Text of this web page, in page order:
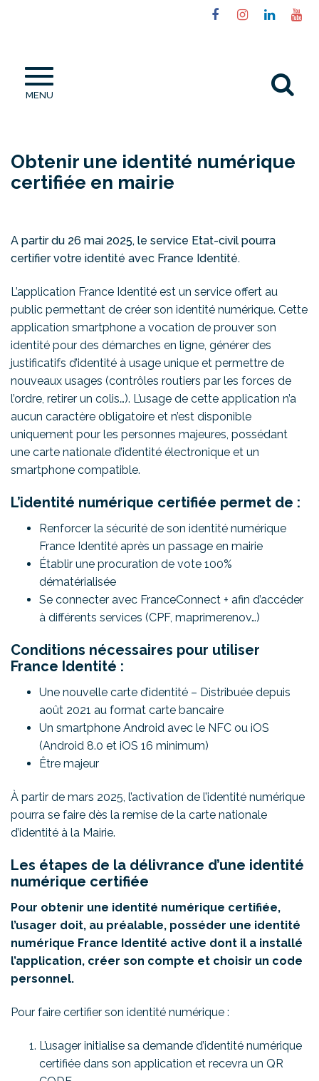
Lien
Facebook
Lien
Instagram
Lien
MENU
Obtenir une identité numérique
certifiée en mairie
A partir du 26 mai 2025, le service Etat-civil pourra
certifier votre identité avec France Identité.
L’application France Identité est un service offert au
public permettant de créer son identité numérique. Cette
application smartphone a vocation de prouver son
identité pour des démarches en ligne, générer des
justificatifs d’identité à usage unique et permettre de
nouveaux usages (contrôles routiers par les forces de
l’ordre, retirer un colis…). L’usage de cette application n’a
aucun caractère obligatoire et n’est disponible
uniquement pour les personnes majeures, possédant
une carte nationale d’identité électronique et un
smartphone compatible.
L’identité numérique certifiée permet de :
Renforcer la sécurité de son identité numérique
France Identité après un passage en mairie
Établir une procuration de vote 100%
dématérialisée
Se connecter avec FranceConnect + afin d’accéder
à différents services (CPF, maprimerenov…)
Conditions nécessaires pour utiliser
France Identité :
Une nouvelle carte d’identité – Distribuée depuis
août 2021 au format carte bancaire
Un smartphone Android avec le NFC ou iOS
(Android 8.0 et iOS 16 minimum)
Être majeur
À partir de mars 2025, l’activation de l’identité numérique
pourra se faire dès la remise de la carte nationale
d’identité à la Mairie.
Les étapes de la délivrance d’une identité
numérique certifiée
Pour obtenir une identité numérique certifiée,
l’usager doit, au préalable, posséder une identité
numérique France Identité active dont il a installé
l’application, créer son compte et choisir un code
personnel.
Pour faire certifier son identité numérique :
L’usager initialise sa demande d’identité numérique
certifiée dans son application et recevra un QR